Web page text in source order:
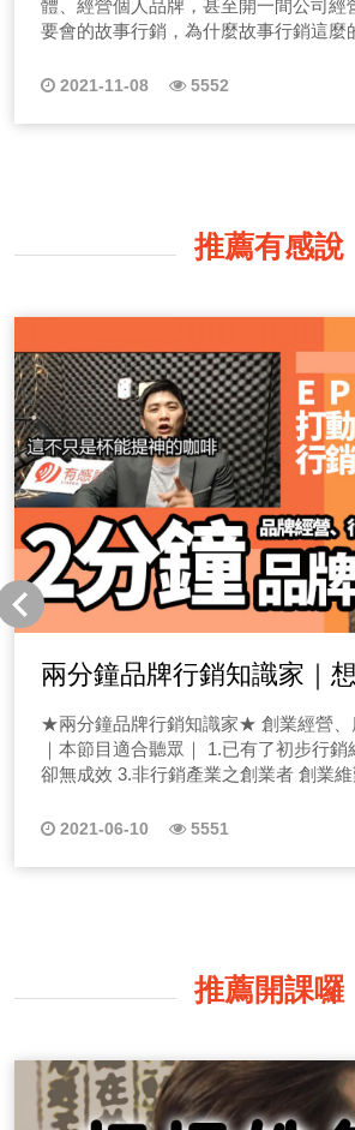
體、經營個人品牌，甚至開一間公司經
要會的故事行銷，為什麼故事行銷這麼
2021-11-08 5552
推薦有感說
兩分鐘品牌行銷知識家｜
定要懂廣告行銷
★兩分鐘品牌行銷知識家★ 創業經營、廣告行銷輕鬆懂
｜本節目適合聽眾｜ 1.已有了初步行銷經驗 2.經營自媒體
卻無成效 3.非行銷產業之創業者 創業維艱，老闆都困難
忙碌，想用短短的時間知道更多行銷的
輕鬆成為對什麼產業都有感的行銷人！ 品牌議題、品牌定
能打動人心的行銷素材？讓人心動的素
而且在某一個情境下，消費者能馬上聯
產品放入購買名單！那怎麼做呢？我們
鐘品牌知識家｜EP02品牌、廣告Slogan
信這是不少行銷人、創意人超級惡夢的
2021-06-10 5551
推薦開課囉